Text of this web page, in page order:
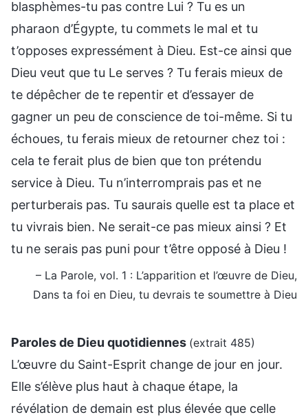
blasphèmes-tu pas contre Lui ? Tu es un
pharaon d’Égypte, tu commets le mal et tu
t’opposes expressément à Dieu. Est-ce ainsi que
Dieu veut que tu Le serves ? Tu ferais mieux de
te dépêcher de te repentir et d’essayer de
gagner un peu de conscience de toi-même. Si tu
échoues, tu ferais mieux de retourner chez toi :
cela te ferait plus de bien que ton prétendu
service à Dieu. Tu n’interromprais pas et ne
perturberais pas. Tu saurais quelle est ta place et
tu vivrais bien. Ne serait-ce pas mieux ainsi ? Et
tu ne serais pas puni pour t’être opposé à Dieu !
– La Parole, vol. 1 : L’apparition et l’œuvre de Dieu,
Dans ta foi en Dieu, tu devrais te soumettre à Dieu
Paroles de Dieu quotidiennes (extrait 485)
L’œuvre du Saint-Esprit change de jour en jour.
Elle s’élève plus haut à chaque étape, la
révélation de demain est plus élevée que celle